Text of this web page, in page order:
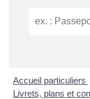
Accueil particuliers
Livrets, plans et